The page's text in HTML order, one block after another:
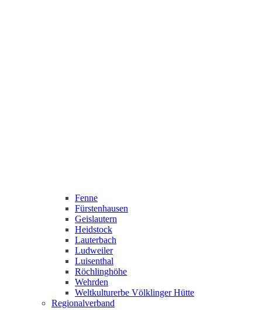
Fenne
Fürstenhausen
Geislautern
Heidstock
Lauterbach
Ludweiler
Luisenthal
Röchlinghöhe
Wehrden
Weltkulturerbe Völklinger Hütte
Regionalverband